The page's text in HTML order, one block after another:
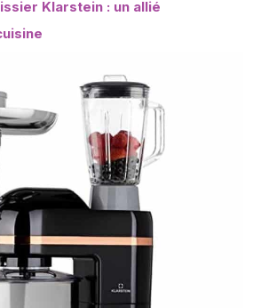
Klarstein : un allié